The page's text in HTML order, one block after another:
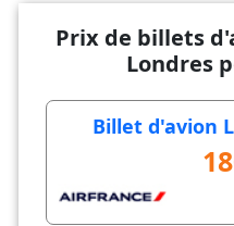
Prix de billets
Londres
Billet d'avion